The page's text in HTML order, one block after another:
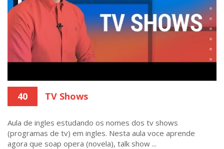
40 TV Shows
Aula de ingles estudando os nomes dos tv shows
(programas de tv) em ingles. Nesta aula voce aprende
agora que soap opera (novela), talk show ...